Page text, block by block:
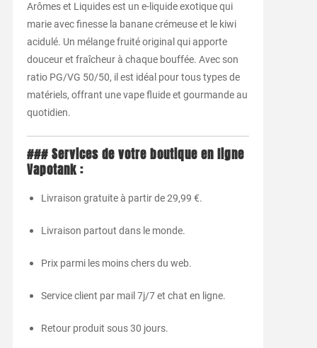
Arômes et Liquides est un e-liquide exotique qui
marie avec finesse la banane crémeuse et le kiwi
acidulé. Un mélange fruité original qui apporte
douceur et fraîcheur à chaque bouffée. Avec son
ratio PG/VG 50/50, il est idéal pour tous types de
matériels, offrant une vape fluide et gourmande au
quotidien.
### Services de votre boutique en ligne
Vapotank :
Livraison gratuite à partir de 29,99 €.
Livraison partout dans le monde.
Prix parmi les moins chers du web.
Service client par mail 7j/7 et chat en ligne.
Retour produit sous 30 jours.